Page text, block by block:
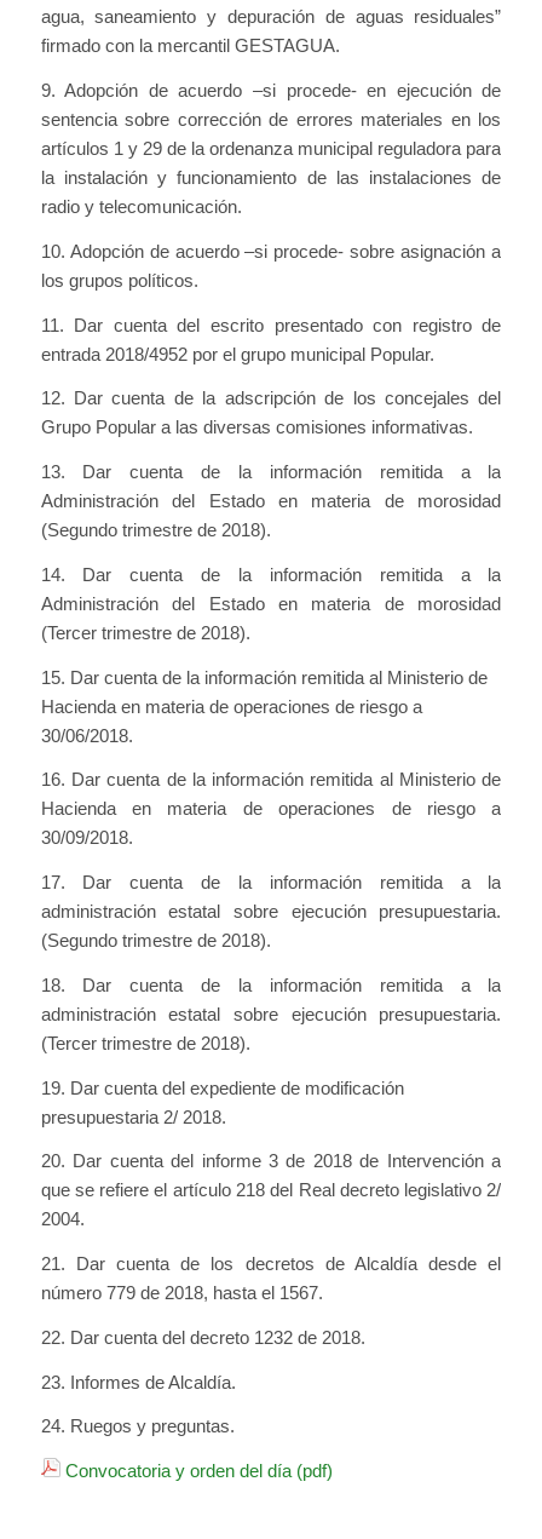
agua, saneamiento y depuración de aguas residuales”
firmado con la mercantil GESTAGUA.
9. Adopción de acuerdo –si procede- en ejecución de
sentencia sobre corrección de errores materiales en los
artículos 1 y 29 de la ordenanza municipal reguladora para
la instalación y funcionamiento de las instalaciones de
radio y telecomunicación.
10. Adopción de acuerdo –si procede- sobre asignación a
los grupos políticos.
11. Dar cuenta del escrito presentado con registro de
entrada 2018/4952 por el grupo municipal Popular.
12. Dar cuenta de la adscripción de los concejales del
Grupo Popular a las diversas comisiones informativas.
13. Dar cuenta de la información remitida a la
Administración del Estado en materia de morosidad
(Segundo trimestre de 2018).
14. Dar cuenta de la información remitida a la
Administración del Estado en materia de morosidad
(Tercer trimestre de 2018).
15. Dar cuenta de la información remitida al Ministerio de
Hacienda en materia de operaciones de riesgo a
30/06/2018.
16. Dar cuenta de la información remitida al Ministerio de
Hacienda en materia de operaciones de riesgo a
30/09/2018.
17. Dar cuenta de la información remitida a la
administración estatal sobre ejecución presupuestaria.
(Segundo trimestre de 2018).
18. Dar cuenta de la información remitida a la
administración estatal sobre ejecución presupuestaria.
(Tercer trimestre de 2018).
19. Dar cuenta del expediente de modificación
presupuestaria 2/ 2018.
20. Dar cuenta del informe 3 de 2018 de Intervención a
que se refiere el artículo 218 del Real decreto legislativo 2/
2004.
21. Dar cuenta de los decretos de Alcaldía desde el
número 779 de 2018, hasta el 1567.
22. Dar cuenta del decreto 1232 de 2018.
23. Informes de Alcaldía.
24. Ruegos y preguntas.
Convocatoria y orden del día (pdf)